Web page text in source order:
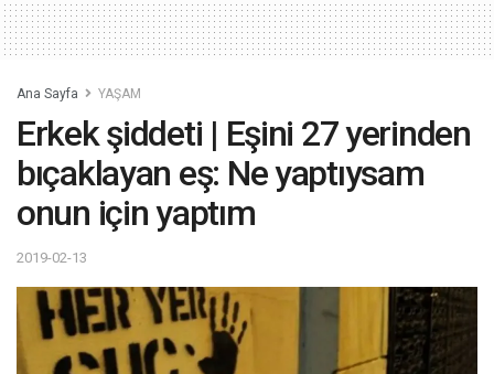
Ana Sayfa YAŞAM
Erkek şiddeti | Eşini 27 yerinden
bıçaklayan eş: Ne yaptıysam
onun için yaptım
2019-02-13